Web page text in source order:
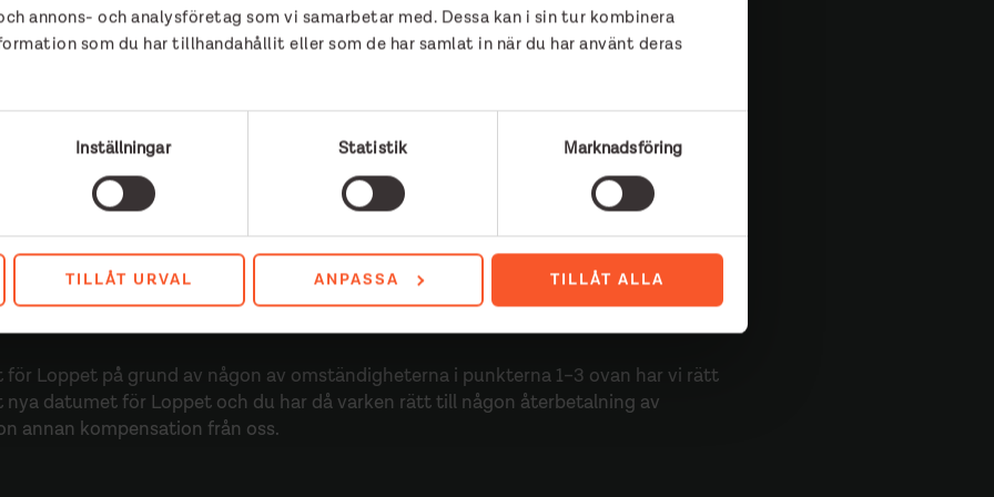
annons- och analysföretag som vi samarbetar med. Dessa kan i sin tur kombinera
som du har tillhandahållit eller som de har samlat in när du har använt deras
Inställningar Statistik Marknadsföring
TILLÅT URVAL ANPASSA TILLÅT ALLA
förutsättningar avseende genomförande.
utom vår kontroll, som naturkatastrof, krig, pandemi eller annan allvarlig
för att genomföra Fiskebäcksloppet.
att återbetala hela eller delar av anmälningsavgiften. Vi betalar heller inte
och/eller ändra övriga förhållanden och förutsättningar avseende
till följd av någon av punkterna 1–3 ovan.
Loppet på̊ grund av någon av omständigheterna i punkterna 1–3 ovan har vi rätt
datumet för Loppet och du har då varken rätt till någon återbetalning av
annan kompensation från oss.